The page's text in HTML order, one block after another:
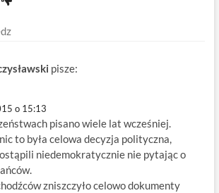
pisze:
o 15:13
pisano wiele lat wcześniej.
to była celowa decyzja polityczna,
niedemokratycznie nie pytając o
zniszczyło celowo dokumenty